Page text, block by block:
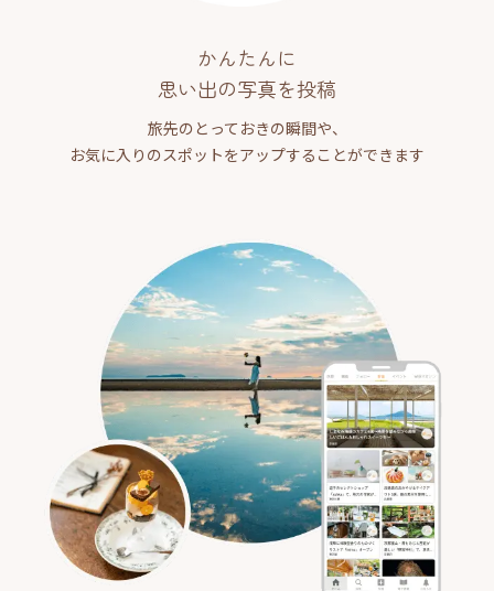
かんたんに
思い出の写真を投稿
旅先のとっておきの瞬間や、
お気に入りのスポットをアップすることができます